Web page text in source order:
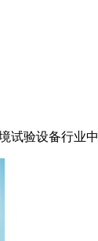
试验设备行业